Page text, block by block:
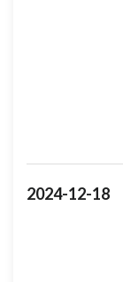
2024-12-18